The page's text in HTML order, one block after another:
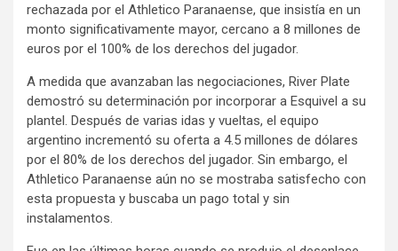
rechazada por el Athletico Paranaense, que insistía en un
monto significativamente mayor, cercano a 8 millones de
euros por el 100% de los derechos del jugador.
A medida que avanzaban las negociaciones, River Plate
demostró su determinación por incorporar a Esquivel a su
plantel. Después de varias idas y vueltas, el equipo
argentino incrementó su oferta a 4.5 millones de dólares
por el 80% de los derechos del jugador. Sin embargo, el
Athletico Paranaense aún no se mostraba satisfecho con
esta propuesta y buscaba un pago total y sin
instalamentos.